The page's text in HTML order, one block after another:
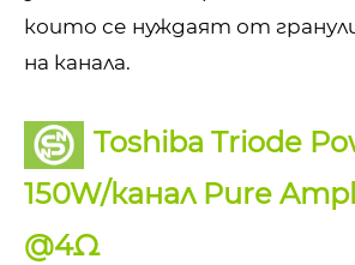
които се нуждаят от
на канала.
Toshiba Triode
150W/канал Pure
@4Ω